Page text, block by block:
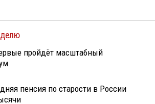
пройдёт масштабный
пенсия по старости в России